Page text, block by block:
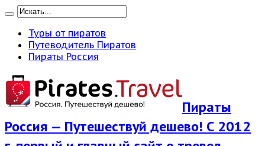
Туры от пиратов
Путеводитель Пиратов
Пираты Россия
Пираты
Россия — Путешествуй дешево! С 2012